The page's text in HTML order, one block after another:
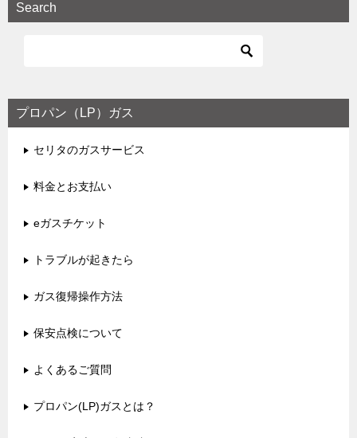
Search
プロパン（LP）ガス
セリタのガスサービス
料金とお支払い
eガスチケット
トラブルが起きたら
ガス復帰操作方法
保安点検について
よくあるご質問
プロパン(LP)ガスとは？